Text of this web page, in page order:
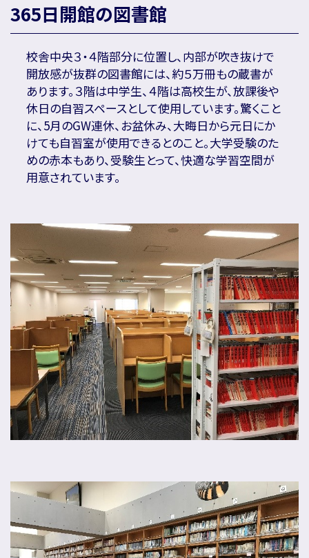
365日開館の図書館
校舎中央３・４階部分に位置し、内部が吹き抜けで
開放感が抜群の図書館には、約５万冊もの蔵書が
あります。３階は中学生、４階は高校生が、放課後や
休日の自習スペースとして使用しています。驚くこと
に、5月のGW連休、お盆休み、大晦日から元日にか
けても自習室が使用できるとのこと。大学受験のた
めの赤本もあり、受験生とって、快適な学習空間が
用意されています。